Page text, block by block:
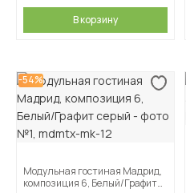
В корзину
-54%
Модульная гостиная Мадрид,
композиция 6, Белый/Графит